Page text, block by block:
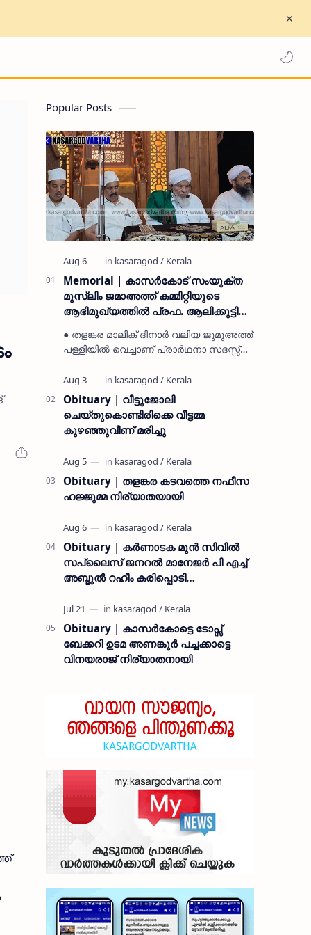
Popular Posts
Memorial | കാസർകോട് സംയുക്ത
മുസ്ലിം ജമാഅത്ത് കമ്മിറ്റിയുടെ
ആഭിമുഖ്യത്തിൽ പ്രഫ. ആലിക്കുട്ടി
മുസ്ലിയാർ അനുസ്മരണം നടത്തി
● തളങ്കര മാലിക് ദിനാർ വലിയ ജുമുഅത്ത്
പള്ളിയിൽ വെച്ചാണ് പ്രാർഥനാ സദസ്സ്
ഉമർ മുസ്ലിയാർ പരിപാടിക്ക് നേതൃത്വം
നൽകി കാസ…
Obituary | വീട്ടുജോലി
ചെയ്തുകൊണ്ടിരിക്കെ വീട്ടമ്മ
കുഴഞ്ഞുവീണ് മരിച്ചു
Obituary | തളങ്കര കടവത്തെ നഫീസ
ഹജ്ജുമ്മ നിര്യാതയായി
Obituary | കർണാടക മുൻ സിവില്‍
സപ്ലൈസ് ജനറൽ മാനേജർ പി എച്ച്
അബ്ദുൽ റഹീം കരിപ്പൊടി
Obituary | കാസർകോട്ടെ ടോപ്സ്
ബേക്കറി ഉടമ അണങ്കൂർ പച്ചക്കാട്ടെ
വിനയരാജ് നിര്യാതനായി